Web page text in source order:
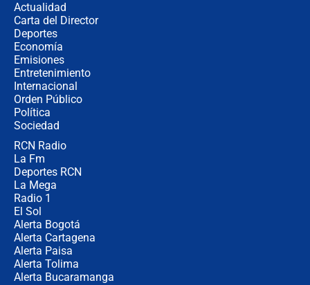
Actualidad
Carta del Director
Deportes
Economía
Emisiones
Entretenimiento
Internacional
Orden Público
Política
Sociedad
RCN Radio
La Fm
Deportes RCN
La Mega
Radio 1
El Sol
Alerta Bogotá
Alerta Cartagena
Alerta Paisa
Alerta Tolima
Alerta Bucaramanga